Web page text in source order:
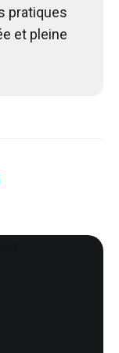
pratiques
et pleine